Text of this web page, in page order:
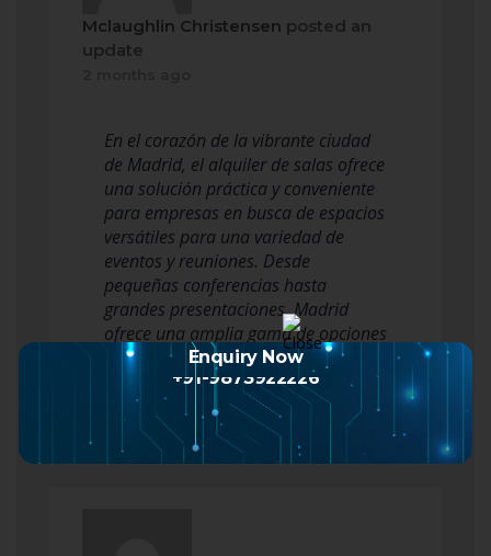
Mclaughlin Christensen posted an
update
En el corazón de la vibrante ciudad
de Madrid, el alquiler de salas ofrece
una solución práctica y conveniente
para empresas en busca de espacios
versátiles para una variedad de
eventos y reuniones. Desde
pequeñas conferencias hasta
grandes presentaciones, Madrid
ofrece una amplia gama de opciones
para satisfacer las necesidades de
cualquier empr…
Read more
Enquiry Now
+91-9873922226